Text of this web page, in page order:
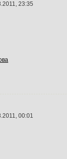
23:35
00:01